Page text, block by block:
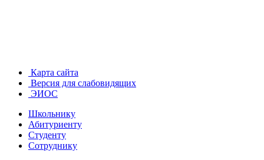
Карта сайта
Версия для слабовидящих
ЭИОС
Школьнику
Абитуриенту
Студенту
Сотруднику